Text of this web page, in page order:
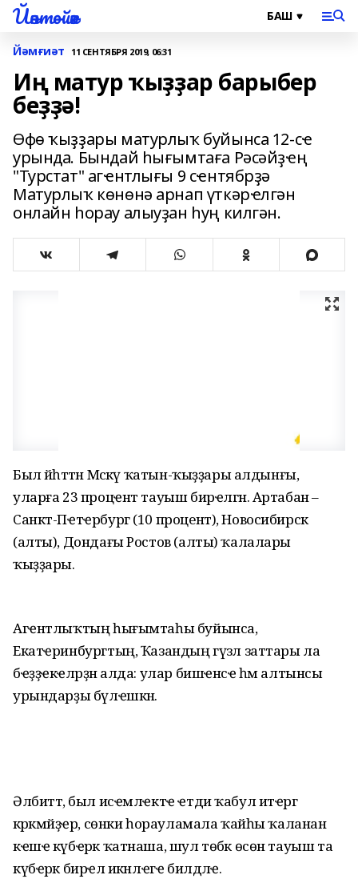
Йәнтөйәк
Йәмғиәт 11 СЕНТЯБРЯ 2019, 06:31
Иң матур ҡыҙҙар барыбер
беҙҙә!
Өфө ҡыҙҙары матурлыҡ буйынса 12-сҽ
урында. Бындай һығымтаға Рәсәйҙҽң
"Турстат" агҽнтлығы 9 сҽнтябрҙә
Матурлыҡ көнөнә арнап үткәрҽлгән
онлайн һорау алыуҙан һуң килгән.
Был йәһәттән Мәскәү ҡатын-ҡыҙҙары алдынғы,
уларға 23 процҽнт тауыш бирҽлгән. Артабан –
Cанкт-Пҽтҽрбург (10 процент), Новосибирск
(алты), Дондағы Ростов (алты) ҡалалары
ҡыҙҙары.
Агҽнтлыҡтың һығымтаһы буйынса,
Екатҽринбургтың, Ҡазандың гүзәл заттары ла
бҽҙҙҽкҽләрҙән алда: улар бишҽнсҽ һәм алтынсы
урындарҙы бүлҽшкән.
Әлбиттә, был исҽмлҽктҽ ҽтди ҡабул итҽргә
кәрәкмәйҙҽр, сөнки һорауламала ҡайһы ҡаланан
кҽшҽ күбҽрәк ҡатнаша, шул төбәк өсөн тауыш та
күбҽрәк бирҽлә икәнлҽгҽ билдәлҽ.